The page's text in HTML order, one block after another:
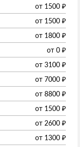
от 1500 ₽
от 1500 ₽
от 1800 ₽
от 0 ₽
от 3100 ₽
от 7000 ₽
от 8800 ₽
от 1500 ₽
от 2600 ₽
от 1300 ₽